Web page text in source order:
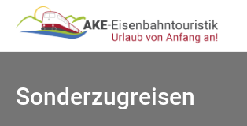
Sonderzugreisen